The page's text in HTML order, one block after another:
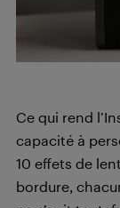
Ce qui rend
capacité à
10 effets de
bordure,